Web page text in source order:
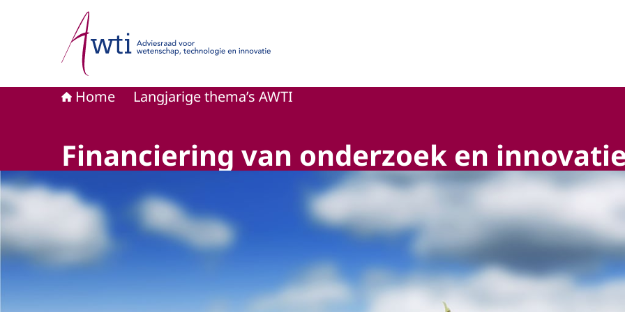
Naar de homepage van Adviesraad voor wetenschap, technologie en innovatie
Home Langjarige thema’s AWTI
Financiering van onderzoek en innovatie